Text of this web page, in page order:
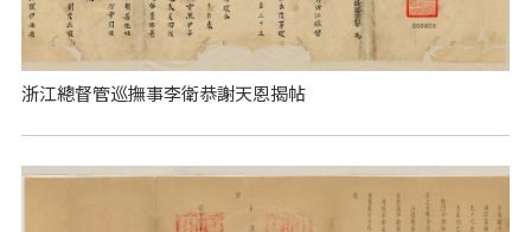
浙江總督管巡撫事李衛恭謝天恩揭帖